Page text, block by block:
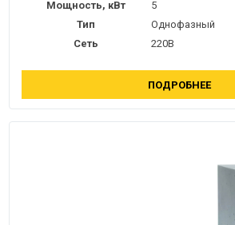
Мощность, кВт
5
Тип
Однофазный
Сеть
220В
ПОДРОБНЕЕ